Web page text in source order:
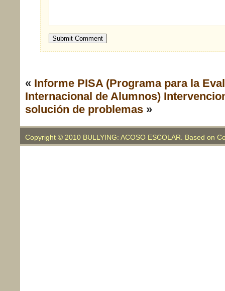
« Informe PISA (Programa para la
Internacional de Alumnos)
solución de problemas »
Copyright © 2010 BULLYING: ACOSO ESCOLAR. Based on